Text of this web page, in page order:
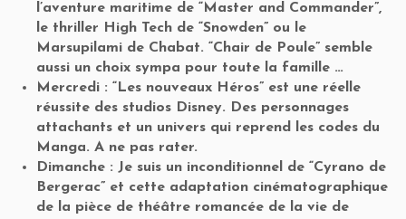
l’aventure maritime de “Master and Commander”,
le thriller High Tech de “Snowden” ou le
Marsupilami de Chabat. “Chair de Poule” semble
aussi un choix sympa pour toute la famille …
Mercredi : “Les nouveaux Héros” est une réelle
réussite des studios Disney. Des personnages
attachants et un univers qui reprend les codes du
Manga. A ne pas rater.
Dimanche : Je suis un inconditionnel de “Cyrano de
Bergerac” et cette adaptation cinématographique
de la pièce de théâtre romancée de la vie de